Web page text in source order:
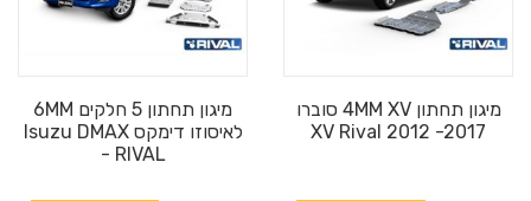
מיגון תחתון 4MM XV סוברו
XV Rival 2012 -2017
מיגון תחתון 5 חלקים 6MM
לאיסוזו דימקס Isuzu DMAX
- RIVAL